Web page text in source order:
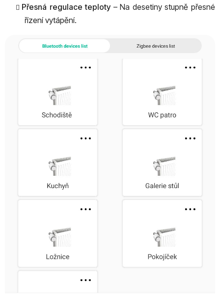
Přesná regulace teploty – Na desetiny stupně přesné
řízení vytápění.